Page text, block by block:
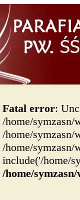
Fatal error:
/home/
/home/
/home/
include('/home/
/home/